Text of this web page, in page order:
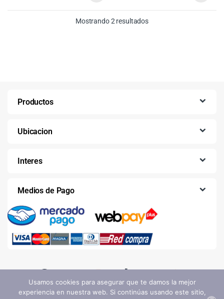
Mostrando 2 resultadosOrdenado por precio:
Productos
Ubicacion
Interes
Medios de Pago
Usamos cookies para asegurar que te damos la mejor
experiencia en nuestra web. Si continúas usando este sitio,